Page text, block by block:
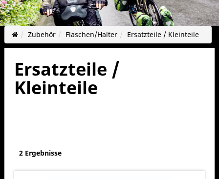
Zubehör Flaschen/Halter Ersatzteile / Kleinteile
Ersatzteile /
Kleinteile
2 Ergebnisse